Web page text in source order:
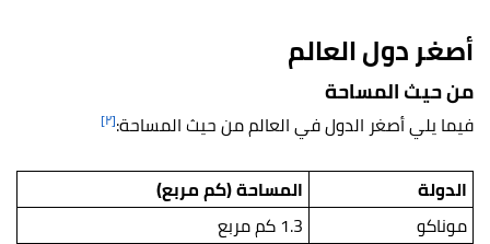
أصغر دول العالم
من حيث المساحة
فيما يلي أصغر الدول في العالم من حيث المساحة:[٢]
الدولة
المساحة (كم مربع)
موناكو
1.3 كم مربع